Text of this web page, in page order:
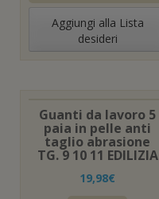
Aggiungi alla Lista
desideri
Guanti da lavoro 5
paia in pelle anti
taglio abrasione
TG. 9 10 11 EDILIZIA
19,98€